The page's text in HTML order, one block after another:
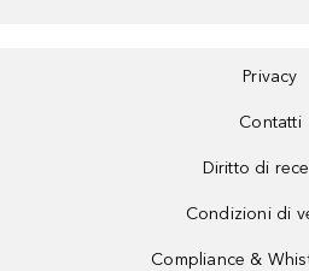
Privacy
Contatti
Diritto di
Condizioni di
Compliance &